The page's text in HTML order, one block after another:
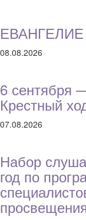
08.08.2026
6 сентября
Крестный
07.08.2026
Набор
год по